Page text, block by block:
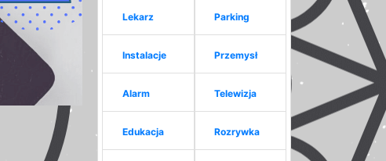
Lekarz
Instalacje
Alarm
Edukacja
Parking
Przemysł
Telewizja
Rozrywka